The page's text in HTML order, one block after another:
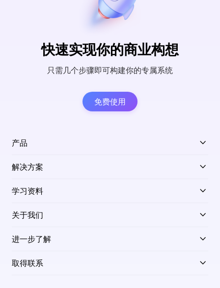
快速实现你的商业构想
只需几个步骤即可构建你的专属系统
免费使用
产品
解决方案
学习资料
关于我们
进一步了解
取得联系